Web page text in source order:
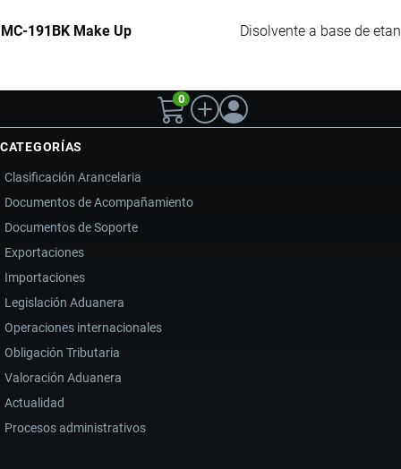
MC-191BK Make Up Disolvente a base de
0
CATEGORÍAS
Clasificación Arancelaria
Documentos de Acompañamiento
Documentos de Soporte
Exportaciones
Importaciones
Legislación Aduanera
Operaciones internacionales
Obligación Tributaria
Valoración Aduanera
Actualidad
Procesos administrativos